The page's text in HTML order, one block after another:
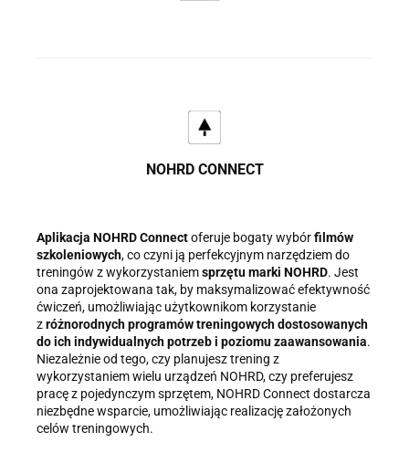
NOHRD CONNECT
Aplikacja NOHRD Connectoferuje bogaty wybórfilmów
szkoleniowych, co czyni ją perfekcyjnym narzędziem do
treningów z wykorzystaniemsprzętu marki NOHRD. Jest
ona zaprojektowana tak, by maksymalizować efektywność
ćwiczeń, umożliwiając użytkownikom korzystanie
zróżnorodnych programów treningowych dostosowanych
do ich indywidualnych potrzeb i poziomu zaawansowania.
Niezależnie od tego, czy planujesz trening z
wykorzystaniem wielu urządzeń NOHRD, czy preferujesz
pracę z pojedynczym sprzętem, NOHRD Connect dostarcza
niezbędne wsparcie, umożliwiając realizację założonych
celów treningowych.